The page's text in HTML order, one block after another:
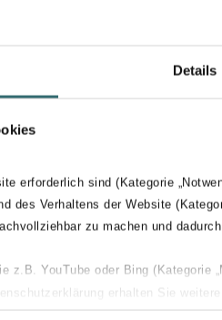
Details
erforderlich sind (Kategorie
des Verhaltens der Website
zu machen und
z.B. YouTube oder Bing (Kategorie
erhalten Sie